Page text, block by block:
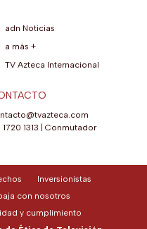
adn Noticias
a más +
TV Azteca Internacional
1313 | Conmutador
Inversionistas
con nosotros
y cumplimiento